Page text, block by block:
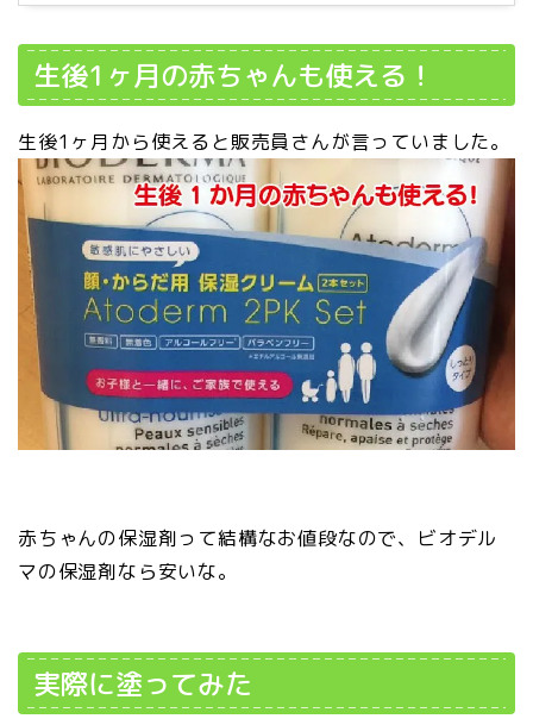
生後1ヶ月の赤ちゃんも使える！
生後1ヶ月から使えると販売員さんが言っていました。
赤ちゃんの保湿剤って結構なお値段なので、ビオデル
マの保湿剤なら安いな。
実際に塗ってみた